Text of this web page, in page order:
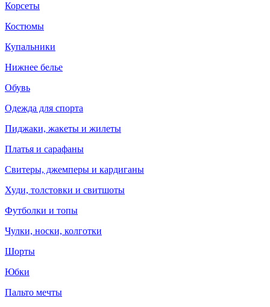
Корсеты
Костюмы
Купальники
Нижнее белье
Обувь
Одежда для спорта
Пиджаки, жакеты и жилеты
Платья и сарафаны
Свитеры, джемперы и кардиганы
Худи, толстовки и свитшоты
Футболки и топы
Чулки, носки, колготки
Шорты
Юбки
Пальто мечты